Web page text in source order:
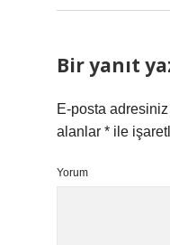
Bir yanıt
E-posta
alanlar * ile
Yorum